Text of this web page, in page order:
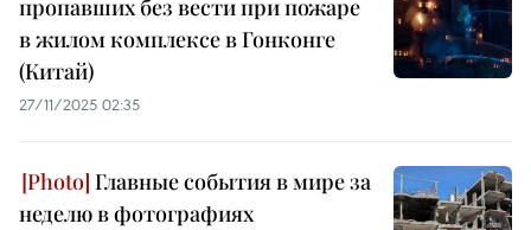
пропавших без вести при пожаре
в жилом комплексе в Гонконге
(Китай)
27/11/2025 02:35
Главные события в мире за
неделю в фотографиях